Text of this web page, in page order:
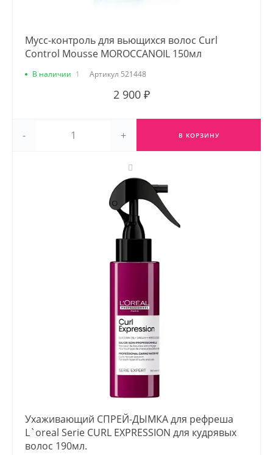
Мусс-контроль для вьющихся волос Curl
Control Mousse MOROCCANOIL 150мл
В наличии 1 Артикул 521448
2 900 ₽
- + В КОРЗИНУ
Ухаживающий СПРЕЙ-ДЫМКА для рефреша
L`oreal Serie CURL EXPRESSION для кудрявых
волос 190мл.